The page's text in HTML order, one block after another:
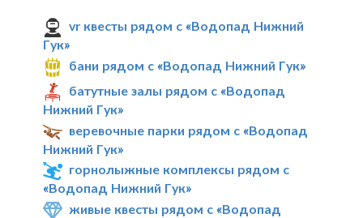
vr квесты рядом с «Водопад Нижний
Гук»
бани рядом с «Водопад Нижний Гук»
батутные залы рядом с «Водопад
Нижний Гук»
веревочные парки рядом с «Водопад
Нижний Гук»
горнолыжные комплексы рядом с
«Водопад Нижний Гук»
живые квесты рядом с «Водопад